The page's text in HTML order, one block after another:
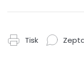
Tisk